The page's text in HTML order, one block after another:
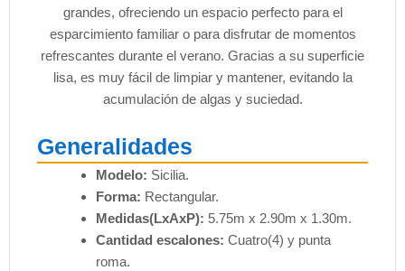
grandes, ofreciendo un espacio perfecto para el
esparcimiento familiar o para disfrutar de momentos
refrescantes durante el verano. Gracias a su superficie
lisa, es muy fácil de limpiar y mantener, evitando la
acumulación de algas y suciedad.
Generalidades
Modelo: Sicilia.
Forma: Rectangular.
Medidas(LxAxP): 5.75m x 2.90m x 1.30m.
Cantidad escalones: Cuatro(4) y punta
roma.